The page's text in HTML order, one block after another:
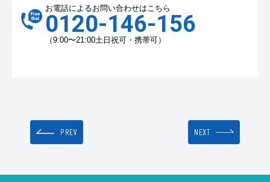
お電話によるお問い合わせはこちら
0120-146-156
（9:00〜21:00土日祝可・携帯可）
PREV NEXT